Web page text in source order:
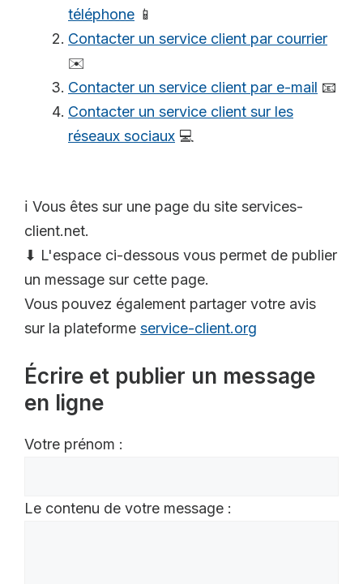
téléphone 📱
Contacter un service client par courrier
✉️
Contacter un service client par e-mail 📧
Contacter un service client sur les
réseaux sociaux 💻
ℹ️ Vous êtes sur une page du site services-
client.net.
⬇ L'espace ci-dessous vous permet de publier
un message sur cette page.
Vous pouvez également partager votre avis
sur la plateforme service-client.org
Écrire et publier un message
en ligne
Votre prénom :
Le contenu de votre message :